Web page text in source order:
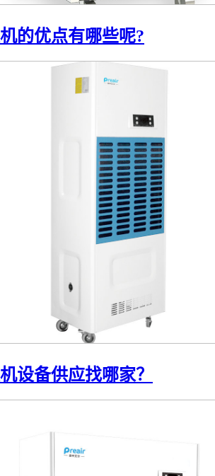
的优点有哪些呢?
设备供应找哪家？